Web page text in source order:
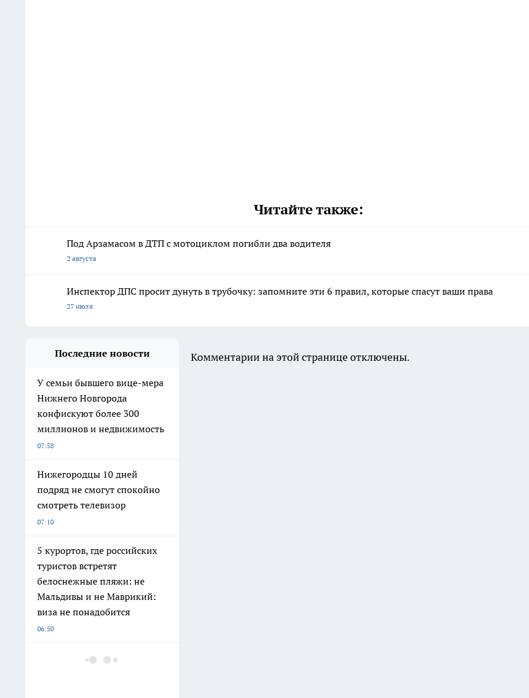
Читайте также:
Под Арзамасом в ДТП с мотоциклом погибли два водителя
2 августа
Инспектор ДПС просит дунуть в трубочку: запомните эти 6 правил, которые спасут ваши права
27 июля
Последние новости
У семьи бывшего вице-мера
Нижнего Новгорода
конфискуют более 300
миллионов и недвижимость
07:58
Нижегородцы 10 дней
подряд не смогут спокойно
смотреть телевизор
07:10
5 курортов, где российских
туристов встретят
белоснежные пляжи: не
Мальдивы и не Маврикий:
виза не понадобится
06:50
Нижегородский миллиардер
Комментарии на этой странице отключены.